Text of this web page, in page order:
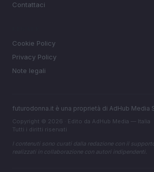
Contattaci
Cookie Policy
Privacy Policy
Note legali
futurodonna.it è una proprietà di AdHub Media
Copyright © 2026 · Edito da AdHub Media — Italia
Tutti i diritti riservati
I contenuti sono curati dalla redazione con il
realizzati in collaborazione con autori indipendenti.